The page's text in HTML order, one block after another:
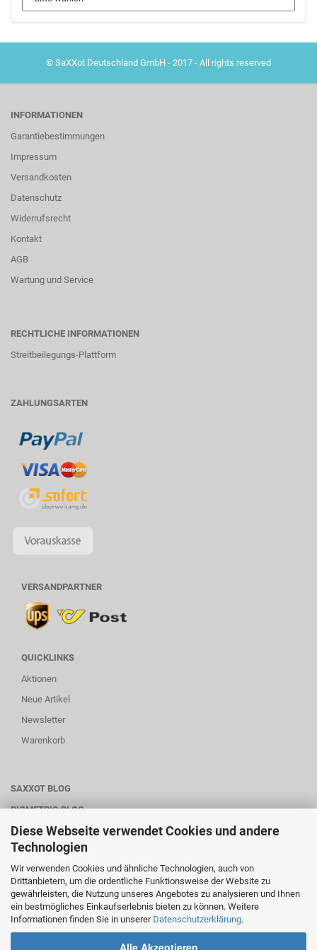
Diese Webseite verwendet Cookies und andere
Technologien
Wir verwenden Cookies und ähnliche Technologien, auch von
Drittanbietern, um die ordentliche Funktionsweise der Website zu
gewährleisten, die Nutzung unseres Angebotes zu analysieren und Ihnen
ein bestmögliches Einkaufserlebnis bieten zu können. Weitere
Informationen finden Sie in unserer Datenschutzerklärung.
Alle Akzeptieren
© SaXXot Deutschland GmbH - 2017 - All rights reserved
INFORMATIONEN
Garantiebestimmungen
Impressum
Versandkosten
Datenschutz
Widerrufsrecht
Kontakt
AGB
Wartung und Service
RECHTLICHE INFORMATIONEN
Streitbeilegungs-Plattform
ZAHLUNGSARTEN
VERSANDPARTNER
QUICKLINKS
Aktionen
Neue Artikel
Newsletter
Warenkorb
SAXXOT BLOG
BIOMETRIC BLOG
WARTUNG-SERVICE
SOCIALMEDIA
________________________